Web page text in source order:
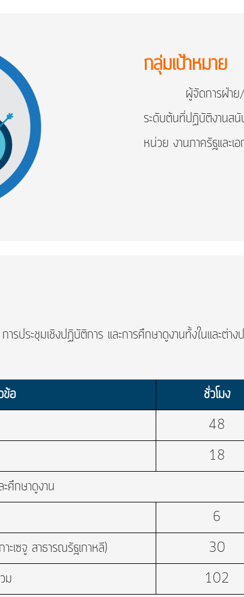
กลุ่มเป้าหมาย
ผู้จัดการฝ่าย/หัว
ระดับต้นที่ปฏิบัติงานสนั
หน่วย งานภาครัฐและเ
ะชุมเชิงปฏิบัติการ และการศึกษาดูงานทั้งในและต่า
ข้อ
ชั่วโมง
48
18
ศึกษาดูงาน
6
ะเซจู สาธารณรัฐเกาหลี)
30
ม
102